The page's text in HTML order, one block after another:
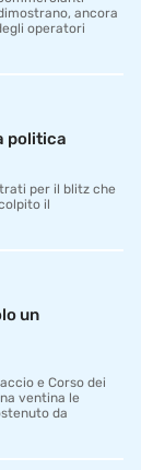
ancora
operatori
politica
per il blitz che
il
un
e Corso dei
ventina le
da